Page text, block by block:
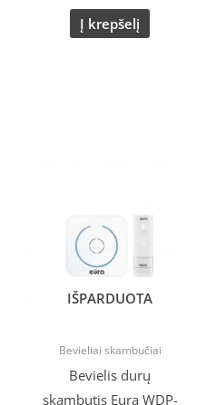
Į krepšelį
IŠPARDUOTA
Bevieliai skambučiai
Bevielis durų
skambutis Eura WDP-